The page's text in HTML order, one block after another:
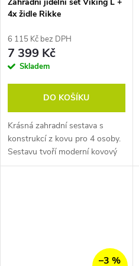
Zahradní jídelní set Viking L +
4x židle Rikke
6 115 Kč bez DPH
7 399 Kč
Skladem
DO KOŠÍKU
Krásná zahradní sestava s
konstrukcí z kovu pro 4 osoby.
Sestavu tvoří moderní kovový
stůl a 4 designové židle Rikke v
–3 %